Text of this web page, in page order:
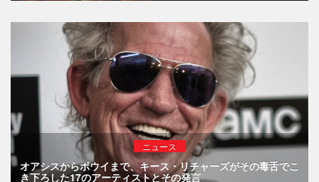
ニュース
オアシスからボウイまで、キース・リチャーズがその毒舌でこ
き下ろした17のアーティストとその発言